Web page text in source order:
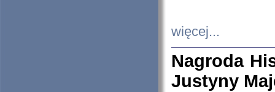
więcej...
Nagroda
Justyny